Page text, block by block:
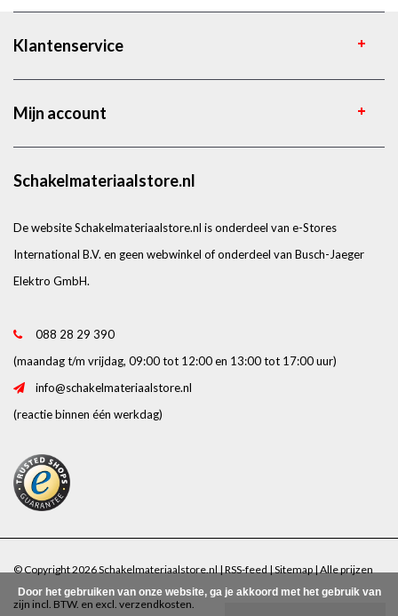
Klantenservice
Mijn account
Schakelmateriaalstore.nl
De website Schakelmateriaalstore.nl is onderdeel van e-Stores
International B.V. en geen webwinkel of onderdeel van Busch-Jaeger
Elektro GmbH.
088 28 29 390
(maandag t/m vrijdag, 09:00 tot 12:00 en 13:00 tot 17:00 uur)
info@schakelmateriaalstore.nl
(reactie binnen één werkdag)
© Copyright 2026 Schakelmateriaalstore.nl | RSS-feed | Sitemap | Alle prijzen
zijn incl. BTW. en excl. verzendkosten
Door het gebruiken van onze website, ga je akkoord met het gebruik van